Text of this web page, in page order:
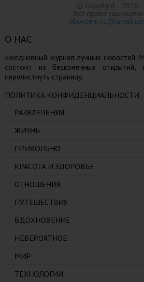
© Copyright - 2026.
Все права защищены
О НАС
Ежедневный журнал лучших новостей.
состоит из бесконечных открытий,
перелистнуть страницу.
ПОЛИТИКА КОНФИДЕНЦИАЛЬНОСТИ
РАЗВЛЕЧЕНИЯ
ЖИЗНЬ
ПРИКОЛЬНО
КРАСОТА И ЗДОРОВЬЕ
ОТНОШЕНИЯ
ПУТЕШЕСТВИЯ
ВДОХНОВЕНИЕ
НЕВЕРОЯТНОЕ
МИР
ТЕХНОЛОГИИ